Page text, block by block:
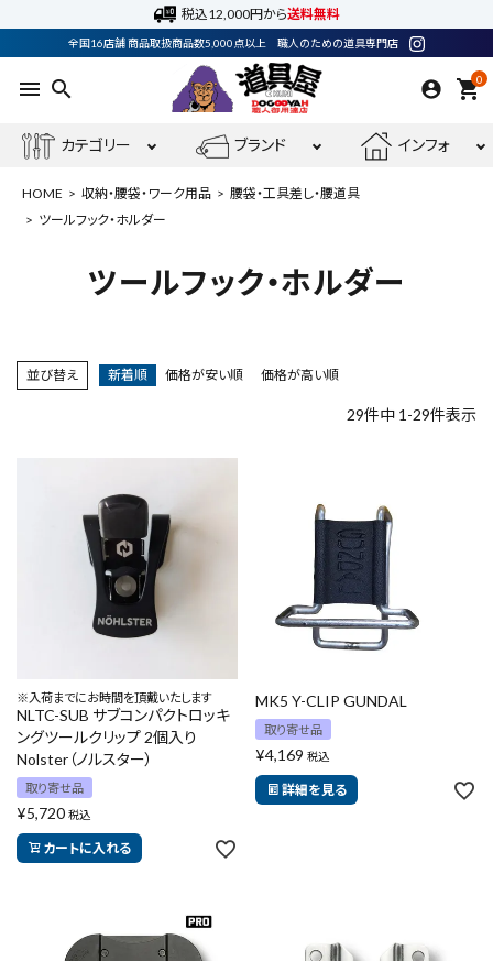
税込12,000円から送料無料
全国16店舗 商品取扱商品数5,000点以上 職人のための道具専門店
menu search 0
shopping_cart
カテゴリー ブランド インフォ
ACCOUNT MENU
meeting_room ログイン person 会員登録
エアー工具・機械工具
作業工具・大工道具
測定工具・筆記具
収納・腰袋・ワーク用品
現場安全・運搬
金物・現場資材
HOME 収納・腰袋・ワーク用品
腰袋・工具差し・腰道具
ツールフック・ホルダー
ツールフック・ホルダー
並び替え 新着順 価格が安い順 価格が高い順
29件中 1 -29件表示
※入荷までにお時間を頂戴いたします
NLTC-SUB サブコンパクトロッキ
ングツールクリップ 2個入り
Nolster（ノルスター）
取り寄せ品
¥5,720 税込
カートに入れる
MK5 Y-CLIP GUNDAL
取り寄せ品
¥4,169 税込
詳細を見る